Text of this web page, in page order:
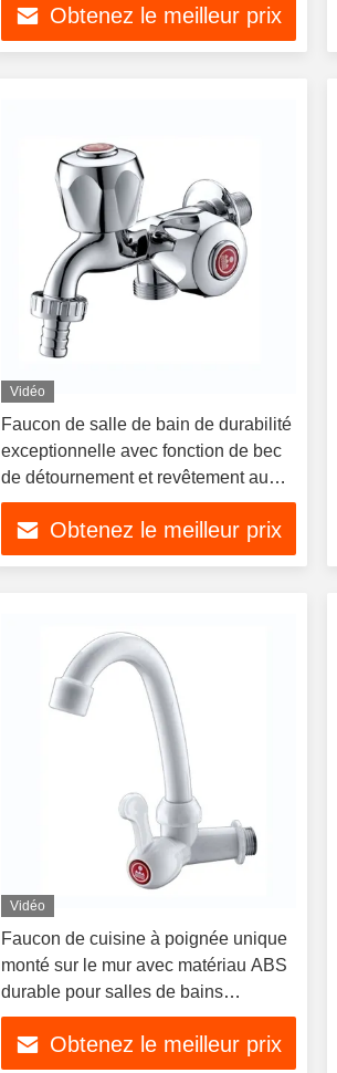
Obtenez le meilleur prix
Vidéo
Faucon de salle de bain de durabilité
exceptionnelle avec fonction de bec
de détournement et revêtement au
chrome
Obtenez le meilleur prix
Vidéo
Faucon de cuisine à poignée unique
monté sur le mur avec matériau ABS
durable pour salles de bains
modernes
Obtenez le meilleur prix